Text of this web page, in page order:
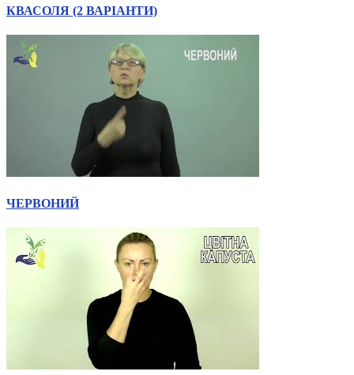
КВАСОЛЯ (2 ВАРІАНТИ)
ЧЕРВОНИЙ